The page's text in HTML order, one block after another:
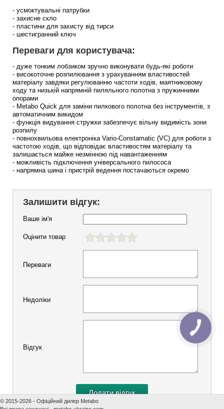
- усмоктувальні патрубки
- захисне скло
- пластини для захисту від тирси
- шестигранний ключ
Переваги для користувача:
- дуже тонким лобзиком зручно виконувати будь-які роботи
- високоточне розпилювання з урахуванням властивостей
матеріалу завдяки регулюванню частоти ходів, маятниковому
ходу та низькій напрямній пиляльного полотна з пружинними
опорами
- Metabo Quick для заміни пилкового полотна без інструментів, з
автоматичним викидом
- функція видування стружки забезпечує вільну видимість зони
розпилу
- повнохвильова електроніка Vario-Constamatic (VC) для роботи з
частотою ходів, що відповідає властивостям матеріалу та
залишається майже незмінною під навантаженням
- можливість підключення універсального пилососа
- напрямна шина і пристрій ведення постачаються окремо
Залишити відгук:
Ваше ім'я
Оцінити товар
Переваги
Недоліки
Відгук
© 2015-2026 - Офіційний дилер Metabo
КНОПКА
ЗВ'ЯЗКУ